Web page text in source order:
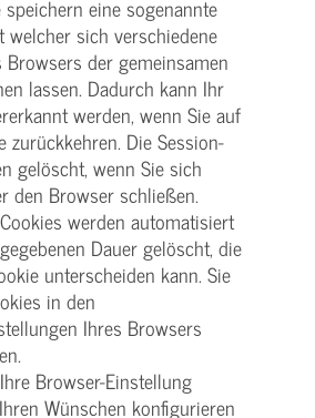
speichern eine sogenannte
welcher sich verschiedene
der gemeinsamen
lassen. Dadurch kann Ihr
werden, wenn Sie auf
zurückkehren. Die Session-
gelöscht, wenn Sie sich
den Browser schließen.
werden automatisiert
Dauer gelöscht, die
unterscheiden kann. Sie
in den
Ihres Browsers
Browser-Einstellung
Wünschen konfigurieren